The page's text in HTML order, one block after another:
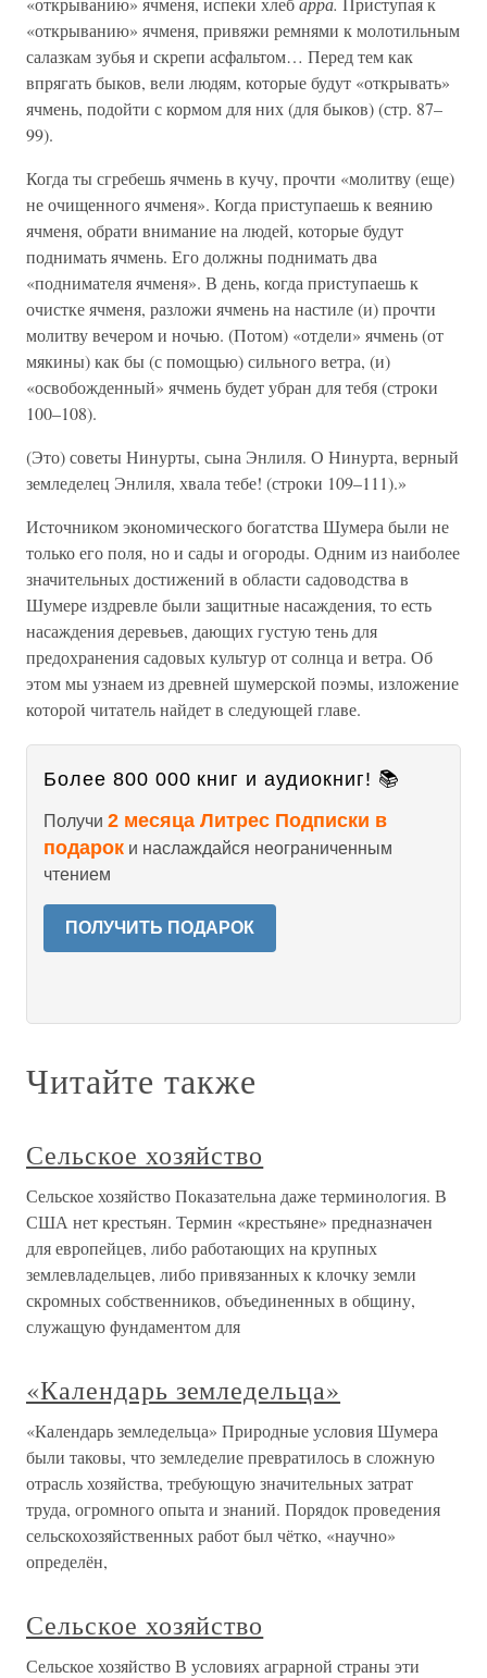
«открыванию» ячменя, привяжи ремнями к молотильным
салазкам зубья и скрепи асфальтом… Перед тем как
впрягать быков, вели людям, которые будут «открывать»
ячмень, подойти с кормом для них (для быков) (стр. 87–
99).
Когда ты сгребешь ячмень в кучу, прочти «молитву (еще)
не очищенного ячменя». Когда приступаешь к веянию
ячменя, обрати внимание на людей, которые будут
поднимать ячмень. Его должны поднимать два
«поднимателя ячменя». В день, когда приступаешь к
очистке ячменя, разложи ячмень на настиле (и) прочти
молитву вечером и ночью. (Потом) «отдели» ячмень (от
мякины) как бы (с помощью) сильного ветра, (и)
«освобожденный» ячмень будет убран для тебя (строки
100–108).
(Это) советы Нинурты, сына Энлиля. О Нинурта, верный
земледелец Энлиля, хвала тебе! (строки 109–111).»
Источником экономического богатства Шумера были не
только его поля, но и сады и огороды. Одним из наиболее
значительных достижений в области садоводства в
Шумере издревле были защитные насаждения, то есть
насаждения деревьев, дающих густую тень для
предохранения садовых культур от солнца и ветра. Об
этом мы узнаем из древней шумерской поэмы, изложение
которой читатель найдет в следующей главе.
Более 800 000 книг и аудиокниг! 📚
Получи 2 месяца Литрес Подписки в
подарок и наслаждайся неограниченным
чтением
ПОЛУЧИТЬ ПОДАРОК
Читайте также
Сельское хозяйство
Сельское хозяйство Показательна даже терминология. В
США нет крестьян. Термин «крестьяне» предназначен
для европейцев, либо работающих на крупных
землевладельцев, либо привязанных к клочку земли
скромных собственников, объединенных в общину,
служащую фундаментом для
«Календарь земледельца»
«Календарь земледельца» Природные условия Шумера
были таковы, что земледелие превратилось в сложную
отрасль хозяйства, требующую значительных затрат
труда, огромного опыта и знаний. Порядок проведения
сельскохозяйственных работ был чётко, «научно»
определён,
Сельское хозяйство
Сельское хозяйство В условиях аграрной страны эти